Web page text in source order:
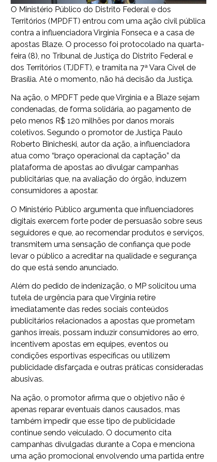
O Ministério Público do Distrito Federal e dos
Territórios (MPDFT) entrou com uma ação civil pública
contra a influenciadora Virginia Fonseca e a casa de
apostas Blaze. O processo foi protocolado na quarta-
feira (8), no Tribunal de Justiça do Distrito Federal e
dos Territórios (TJDFT), e tramita na 7ª Vara Cível de
Brasília. Até o momento, não há decisão da Justiça.
Na ação, o MPDFT pede que Virginia e a Blaze sejam
condenadas, de forma solidária, ao pagamento de
pelo menos R$ 120 milhões por danos morais
coletivos. Segundo o promotor de Justiça Paulo
Roberto Binicheski, autor da ação, a influenciadora
atua como “braço operacional da captação” da
plataforma de apostas ao divulgar campanhas
publicitárias que, na avaliação do órgão, induzem
consumidores a apostar.
O Ministério Público argumenta que influenciadores
digitais exercem forte poder de persuasão sobre seus
seguidores e que, ao recomendar produtos e serviços,
transmitem uma sensação de confiança que pode
levar o público a acreditar na qualidade e segurança
do que está sendo anunciado.
Além do pedido de indenização, o MP solicitou uma
tutela de urgência para que Virginia retire
imediatamente das redes sociais conteúdos
publicitários relacionados a apostas que prometam
ganhos irreais, possam induzir consumidores ao erro,
incentivem apostas em equipes, eventos ou
condições esportivas específicas ou utilizem
publicidade disfarçada e outras práticas consideradas
abusivas.
Na ação, o promotor afirma que o objetivo não é
apenas reparar eventuais danos causados, mas
também impedir que esse tipo de publicidade
continue sendo veiculado. O documento cita
campanhas divulgadas durante a Copa e menciona
uma ação promocional envolvendo uma partida entre